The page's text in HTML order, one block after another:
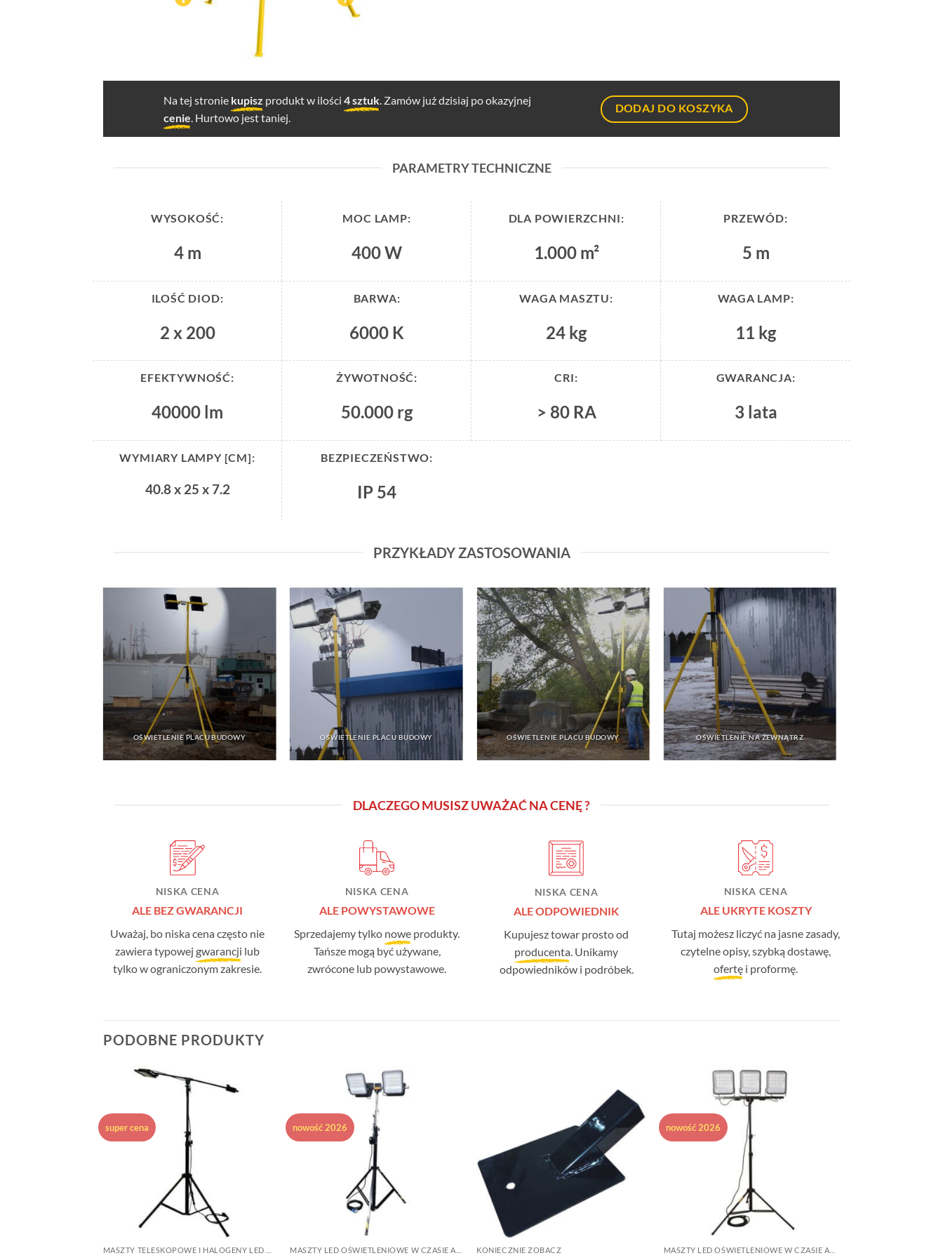
Na tej stronie kupisz produkt w ilości4 sztuk. Zamów już dzisiaj po okazyjnej
cenie. Hurtowo jest taniej.
DODAJ DO KOSZYKA
PARAMETRY TECHNICZNE
WYSOKOŚĆ:
4 m
MOC LAMP:
400 W
DLA POWIERZCHNI:
1.000 m²
PRZEWÓD:
5 m
ILOŚĆ DIOD:
2 x 200
BARWA:
6000 K
WAGA MASZTU:
24 kg
WAGA LAMP:
11 kg
EFEKTYWNOŚĆ:
40000 lm
ŻYWOTNOŚĆ:
50.000 rg
CRI:
> 80 RA
GWARANCJA:
3 lata
WYMIARY LAMPY [CM]:
40.8 x 25 x 7.2
BEZPIECZEŃSTWO:
IP 54
PRZYKŁADY ZASTOSOWANIA
OŚWIETLENIE PLACU BUDOWY OŚWIETLENIE PLACU BUDOWY OŚWIETLENIE PLACU BUDOWY OŚWIETLENIE NA ZEWNĄTRZ
DLACZEGO MUSISZ UWAŻAĆ NA CENĘ ?
NISKA CENA
ALE BEZ GWARANCJI
Uważaj, bo niska cena często nie
zawiera typowej gwarancji lub
tylko w ograniczonym zakresie.
NISKA CENA
ALE POWYSTAWOWE
Sprzedajemy tylko nowe produkty.
Tańsze mogą być używane,
zwrócone lub powystawowe.
NISKA CENA
ALE ODPOWIEDNIK
Kupujesz towar prosto od
producenta . Unikamy
odpowiedników i podróbek.
NISKA CENA
ALE UKRYTE KOSZTY
Tutaj możesz liczyć na jasne zasady,
czytelne opisy, szybką dostawę,
ofertę i proformę.
PODOBNE PRODUKTY
super cena nowość 2026
Dodaj do
ulubionych
KONIECZNIE ZOBACZ
nowość 2026